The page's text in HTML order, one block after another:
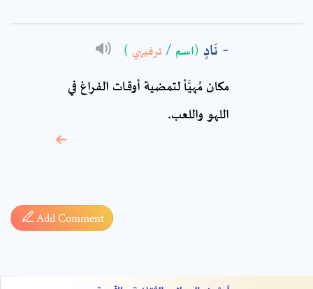
نَادٍ (اسم / ترفيهي )
مكان مُهيَّأ لتمضية أوقات الفراغ في
اللهو واللعب.
Add Comment